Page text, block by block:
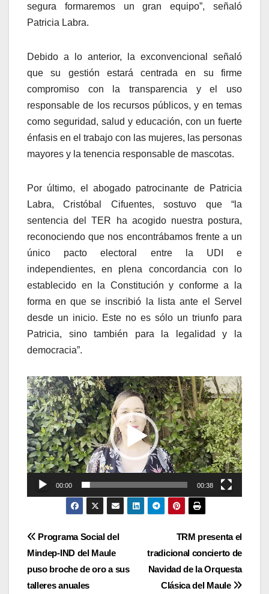
segura formaremos un gran equipo”, señaló
Patricia Labra.
Debido a lo anterior, la exconvencional señaló
que su gestión estará centrada en su firme
compromiso con la transparencia y el uso
responsable de los recursos públicos, y en temas
como seguridad, salud y educación, con un fuerte
énfasis en el trabajo con las mujeres, las personas
mayores y la tenencia responsable de mascotas.
Por último, el abogado patrocinante de Patricia
Labra, Cristóbal Cifuentes, sostuvo que “la
sentencia del TER ha acogido nuestra postura,
reconociendo que nos encontrábamos frente a un
único pacto electoral entre la UDI e
independientes, en plena concordancia con lo
establecido en la Constitución y conforme a la
forma en que se inscribió la lista ante el Servel
desde un inicio. Este no es sólo un triunfo para
Patricia, sino también para la legalidad y la
democracia”.
Reproductor
de
vídeo
00:00 00:38
Navegación
de
TRM presenta el
tradicional concierto de
Navidad de la Orquesta
Clásica del Maule
Programa Social del
Mindep-IND del Maule
puso broche de oro a sus
talleres anuales